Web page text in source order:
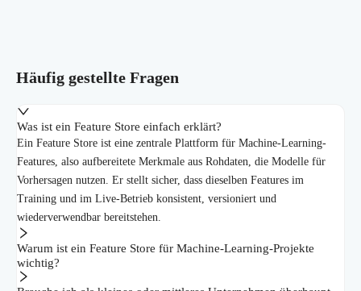
Häufig gestellte Fragen
Was ist ein Feature Store einfach erklärt?
Ein Feature Store ist eine zentrale Plattform für Machine-Learning-
Features, also aufbereitete Merkmale aus Rohdaten, die Modelle für
Vorhersagen nutzen. Er stellt sicher, dass dieselben Features im
Training und im Live-Betrieb konsistent, versioniert und
wiederverwendbar bereitstehen.
Warum ist ein Feature Store für Machine-Learning-Projekte
wichtig?